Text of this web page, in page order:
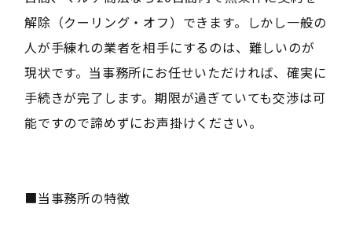
解除（クーリング・オフ）できます。しかし一般の
人が手練れの業者を相手にするのは、難しいのが
現状です。当事務所にお任せいただければ、確実に
手続きが完了します。期限が過ぎていても交渉は可
能ですので諦めずにお声掛けください。
■当事務所の特徴